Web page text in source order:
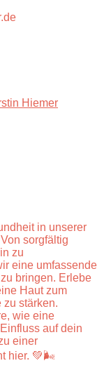
in unserer
sorgfältig
zu
eine umfassende
bringen. Erlebe
Haut zum
zu stärken.
wie eine
auf dein
einer
hier. 💚🌬️